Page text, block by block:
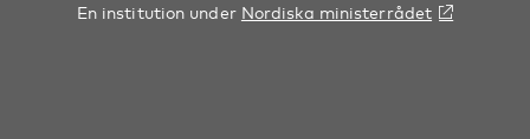
En institution under Nordiska ministerrådet